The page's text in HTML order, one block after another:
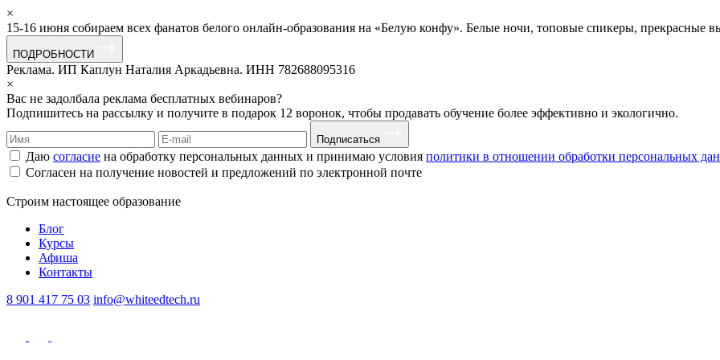
×
15-16 июня собираем всех фанатов белого онлайн-образования на «Белую конфу». Белые ночи, топовые спикеры, прекрасные
ПОДРОБНОСТИ
Реклама. ИП Каплун Наталия Аркадьевна. ИНН 782688095316
×
Вас не задолбала реклама бесплатных вебинаров?
Подпишитесь на рассылку и получите в подарок 12 воронок, чтобы продавать обучение более эффективно и экологично.
Подписаться
Даю согласие на обработку персональных данных и принимаю условия политики в отношении обработки персональных
Согласен на получение новостей и предложений по электронной почте
Строим настоящее образование
Блог
Курсы
Афиша
Контакты
8 901 417 75 03 info@whiteedtech.ru